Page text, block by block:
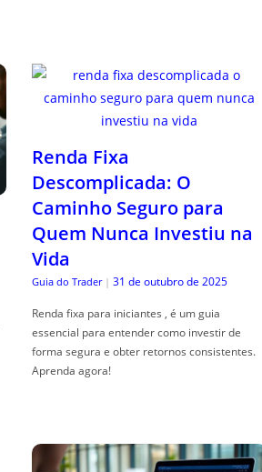
Renda Fixa
Descomplicada: O
Caminho Seguro para
Quem Nunca Investiu na
Vida
Guia do Trader | 31 de outubro de 2025
Renda fixa para iniciantes , é um guia
essencial para entender como investir de
forma segura e obter retornos consistentes.
Aprenda agora!